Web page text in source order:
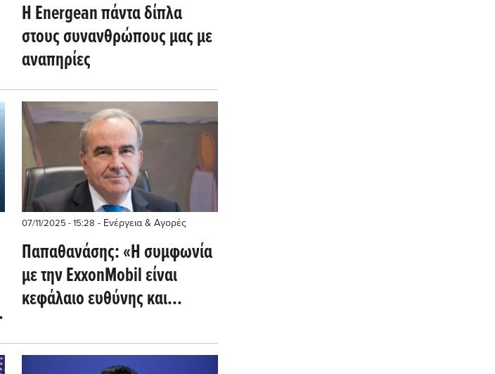
Η Energean πάντα δίπλα
στους συνανθρώπους μας με
αναπηρίες
07/11/2025 - 15:28 - Ενέργεια & Αγορές
Παπαθανάσης: «Η συμφωνία
με την ExxonMobil είναι
κεφάλαιο ευθύνης και